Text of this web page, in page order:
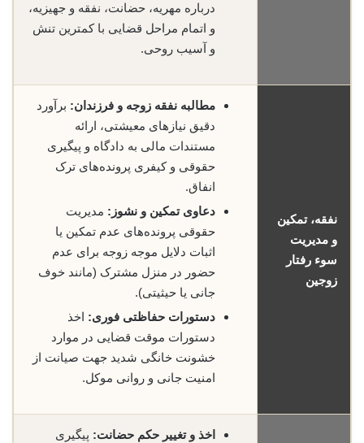
درباره مهریه، حضانت، نفقه و جهیزیه،
و اتمام مراحل قضایی با کمترین تنش
و آسیب روحی.
نفقه، تمکین
و مدیریت
سوء رفتار
زوجین
مطالبه نفقه زوجه و فرزندان: برآورد
دقیق نیازهای معیشتی، ارائه
مستندات مالی به دادگاه و پیگیری
حقوقی و کیفری پرونده‌های ترک
انفاق.
دعاوی تمکین و نشوز: مدیریت
حقوقی پرونده‌های عدم تمکین یا
اثبات دلایل موجه زوجه برای عدم
حضور در منزل مشترک (مانند خوف
جانی یا حیثیتی).
دستورات حفاظتی فوری: اخذ
دستورات موقت قضایی در موارد
خشونت خانگی شدید جهت صیانت از
امنیت جانی و روانی موکل.
اخذ و تغییر حکم حضانت: پیگیری